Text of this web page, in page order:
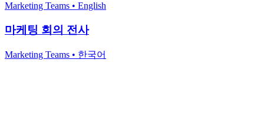
Marketing Teams • English
마케팅 회의 전사
Marketing Teams • 한국어